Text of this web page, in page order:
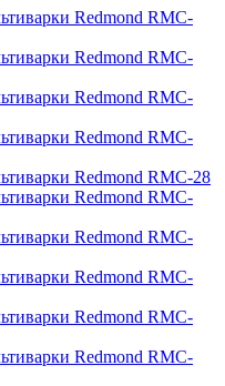
Redmond RMC-
Redmond RMC-
Redmond RMC-
Redmond RMC-
Redmond RMC-28
Redmond RMC-
Redmond RMC-
Redmond RMC-
Redmond RMC-
Redmond RMC-